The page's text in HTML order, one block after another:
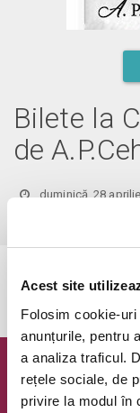
Acest site
Folosim cookie-
anunțurile, pentru
a analiza traficul.
rețele sociale, de
privire la modul în
Bilete la
de
duminică, 28